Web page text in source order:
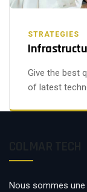
STRATEGIES
Give the best
of latest
Nous sommes une